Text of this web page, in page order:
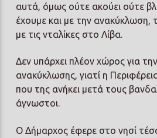
αυτά, όμως ούτε ακούει ούτε
έχουμε και με την ανακύκλωση,
με τις νταλίκες στο Λίβα.
Δεν υπάρχει πλέον χώρος για
ανακύκλωσης, γιατί η
που της ανήκει μετά τους
άγνωστοι.
Ο Δήμαρχος έφερε στο νησί